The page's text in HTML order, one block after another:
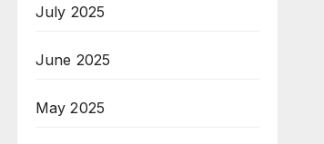
July 2025
June 2025
May 2025